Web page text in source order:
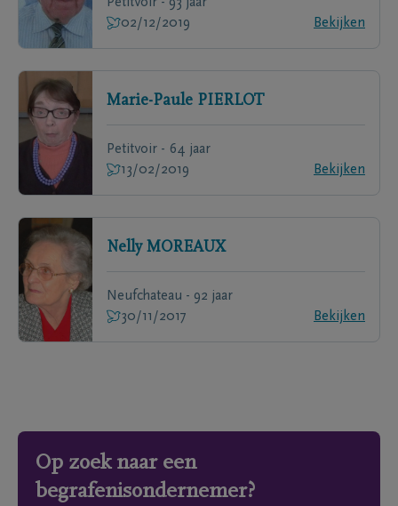
02/12/2019
Bekijken
Marie-Paule PIERLOT
Petitvoir - 64 jaar
13/02/2019
Bekijken
Nelly MOREAUX
Neufchateau - 92 jaar
30/11/2017
Bekijken
Op zoek naar een
begrafenisondernemer?